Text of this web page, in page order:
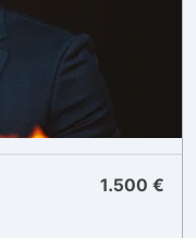
1.500 €